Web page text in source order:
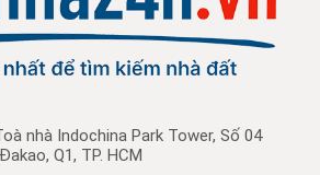
nhà Indochina Park Tower, Số 04
Q1, TP. HCM